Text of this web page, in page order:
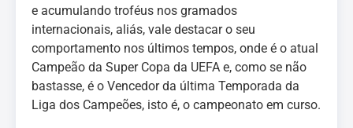
e acumulando troféus nos gramados
internacionais, aliás, vale destacar o seu
comportamento nos últimos tempos, onde é o atual
Campeão da Super Copa da UEFA e, como se não
bastasse, é o Vencedor da última Temporada da
Liga dos Campeões, isto é, o campeonato em curso.